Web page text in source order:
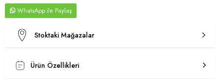
WhatsApp
Stoktaki Mağazalar
Ürün Özellikleri